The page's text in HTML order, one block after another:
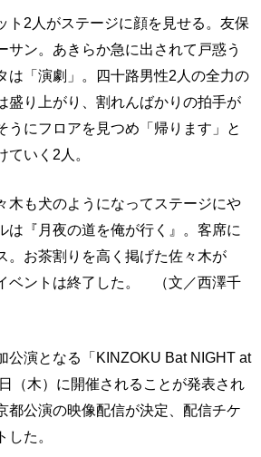
ト2人がステージに顔を見せる。友保
サン。あきらか急に出されて戸惑う
は「演劇」。四十路男性2人の全力の
盛り上がり、割れんばかりの拍手が
うにフロアを見つめ「帰ります」と
いく2人。
木も犬のようになってステージにや
は『月夜の道を俺が行く』。客席に
。お茶割りを高く掲げた佐々木が
ベントは終了した。 （文／西澤千
公演となる「KINZOKU Bat NIGHT at
（木）に開催されることが発表され
都公演の映像配信が決定、配信チケ
た。